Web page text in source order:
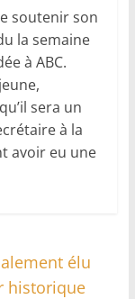
soutenir son
la semaine
à ABC.
sera un
à la
avoir eu une
élu
historique